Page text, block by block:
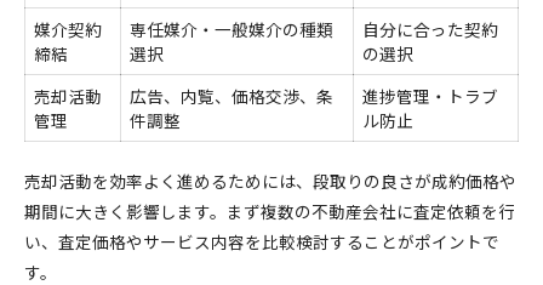
媒介契約
締結
専任媒介・一般媒介の種類
選択
自分に合った契約
の選択
売却活動
管理
広告、内覧、価格交渉、条
件調整
進捗管理・トラブ
ル防止
売却活動を効率よく進めるためには、段取りの良さが成約価格や
期間に大きく影響します。まず複数の不動産会社に査定依頼を行
い、査定価格やサービス内容を比較検討することがポイントで
す。